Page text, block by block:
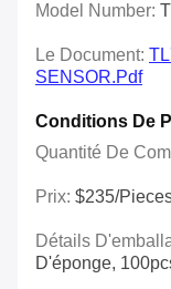
Model Number:
Le Document:
SENSOR.pdf
Conditions De
Quantité De
Prix: $235/
Détails
D'éponge,